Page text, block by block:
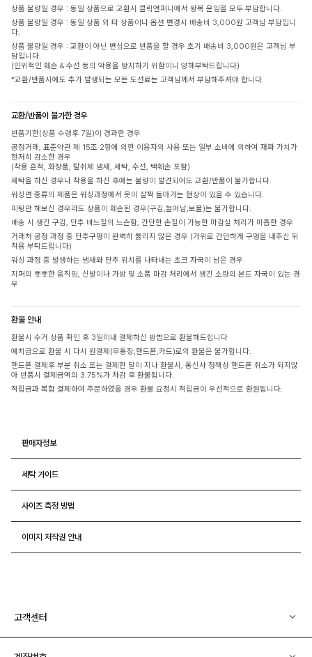
상품 불량일 경우 : 동일 상품으로 교환시 클릭앤퍼니에서 왕복 운임을 모두 부담합니다.
상품 불량일 경우 : 동일 상품 외 타 상품이나 옵션 변경시 배송비 3,000원 고객님 부담입니
다.
상품 불량일 경우 : 교환이 아닌 변심으로 반품을 할 경우 초기 배송비 3,000원은 고객님 부
담입니다.
(인위적인 훼손 & 수선 등의 악용을 방지하기 위함이니 양해부탁드립니다)
*교환/반품시에도 추가 발생되는 모든 도선료는 고객님께서 부담해주셔야 합니다.
교환/반품이 불가한 경우
반품기한(상품 수령후 7일)이 경과한 경우
공정거래, 표준약관 제 15조 2항에 의한 이용자의 사용 또는 일부 소비에 의하여 재화 가치가
현저히 감소한 경우
(착용 흔적, 화장품, 탈취제 냄새, 세탁, 수선, 택훼손 포함)
세탁을 하신 경우나 착용을 하신 후에는 불량이 발견되어도 교환/반품이 불가합니다.
워싱면 종류의 제품은 워싱과정에서 옷이 살짝 돌아가는 현상이 있을 수 있습니다.
피팅만 해보신 경우라도 상품이 훼손된 경우(구김,늘어남,보풀)는 불가합니다.
배송 시 생긴 구김, 단추 바느질의 느슨함, 간단한 손질이 가능한 마감실 처리가 미흡한 경우
거래처 공정 과정 중 단추구멍이 완벽히 뚫리지 않은 경우 (가위로 간단하게 구멍을 내주신 뒤
착용 부탁드립니다)
워싱 과정 중 발생하는 냄새와 단추 위치를 나타내는 초크 자국이 남은 경우
지퍼의 뻣뻣한 움직임, 신발이나 가방 및 소품 마감 처리에서 생긴 소량의 본드 자국이 있는 경
우
환불 안내
환불시 수거 상품 확인 후 3일이내 결제하신 방법으로 환불해드립니다
예치금으로 환불 시 다시 원결제(무통장,핸드폰,카드)로의 환불은 불가합니다.
핸드폰 결제후 부분 취소 또는 결제한 달이 지나 환불시, 통신사 정책상 핸드폰 취소가 되지않
아 반품시 결제금액의 3.75%가 차감 후 환불됩니다.
적립금과 복합 결제하여 주문하였을 경우 환불 요청시 적립금이 우선적으로 환원됩니다.
판매자정보
세탁 가이드
사이즈 측정 방법
이미지 저작권 안내
고객센터